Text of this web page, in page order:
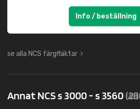
Info / beställning
se alla NCS färgfläktar
Annat NCS s 3000 - s 3560 Allt